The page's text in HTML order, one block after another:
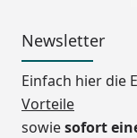
Newsletter
Einfach hier die
Vorteile
sowiesofort